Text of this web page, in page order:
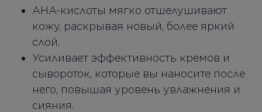
АНА-кислоты мягко отшелушивают
кожу, раскрывая новый, более яркий
слой.
Усиливает эффективность кремов и
сывороток, которые вы наносите после
него, повышая уровень увлажнения и
сияния.